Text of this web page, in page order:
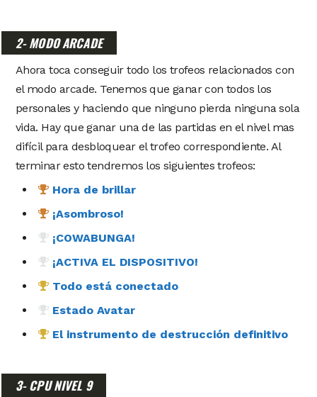
2- MODO ARCADE
Ahora toca conseguir todo los trofeos relacionados con
el modo arcade. Tenemos que ganar con todos los
personales y haciendo que ninguno pierda ninguna sola
vida. Hay que ganar una de las partidas en el nivel mas
difícil para desbloquear el trofeo correspondiente. Al
terminar esto tendremos los siguientes trofeos:
Hora de brillar
¡Asombroso!
¡COWABUNGA!
¡ACTIVA EL DISPOSITIVO!
Todo está conectado
Estado Avatar
El instrumento de destrucción definitivo
3- CPU NIVEL 9